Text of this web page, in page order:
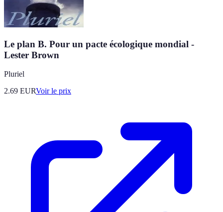
Le plan B. Pour un pacte écologique mondial -
Lester Brown
Pluriel
2.69 EURVoir le prix